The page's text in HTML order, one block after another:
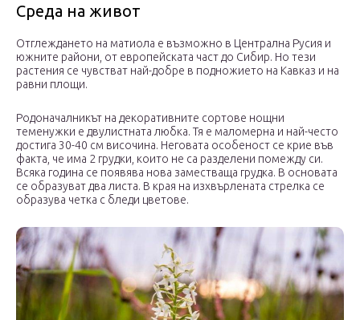
Среда на живот
Отглеждането на матиола е възможно в Централна Русия и
южните райони, от европейската част до Сибир. Но тези
растения се чувстват най-добре в подножието на Кавказ и на
равни площи.
Родоначалникът на декоративните сортове нощни
теменужки е двулистната любка. Тя е маломерна и най-често
достига 30-40 см височина. Неговата особеност се крие във
факта, че има 2 грудки, които не са разделени помежду си.
Всяка година се появява нова заместваща грудка. В основата
се образуват два листа. В края на изхвърлената стрелка се
образува четка с бледи цветове.